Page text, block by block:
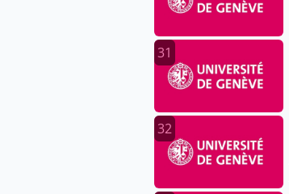
31
32